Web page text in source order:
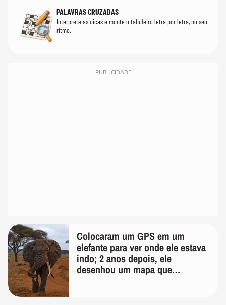
PALAVRAS CRUZADAS
Interprete as dicas e monte o tabuleiro letra por letra, no seu
ritmo.
PUBLICIDADE
Colocaram um GPS em um
elefante para ver onde ele estava
indo; 2 anos depois, ele
desenhou um mapa que